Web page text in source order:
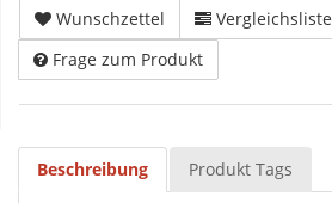
Wunschzettel
Vergleichsliste
Frage zum Produkt
Beschreibung Produkt Tags